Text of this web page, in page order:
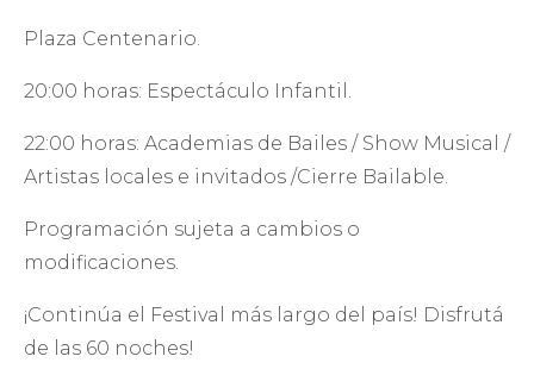
Plaza Centenario.
20:00 horas: Espectáculo Infantil.
22:00 horas: Academias de Bailes / Show Musical /
Artistas locales e invitados /Cierre Bailable.
Programación sujeta a cambios o
modificaciones.
¡Continúa el Festival más largo del país! Disfrutá
de las 60 noches!